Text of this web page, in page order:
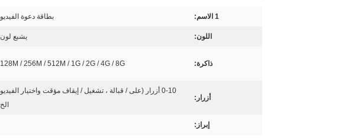
1 الاسم: بطاقة دعوة الفيديو
اللون: يشبع لون
ذاكرة: 128M / 256M / 512M / 1G / 2G / 4G / 8G
أزرار:
0-10 أزرار (على / قبالة ، تشغيل / إيقاف مؤقت واختيار الفيديو
الخ
إبراز: